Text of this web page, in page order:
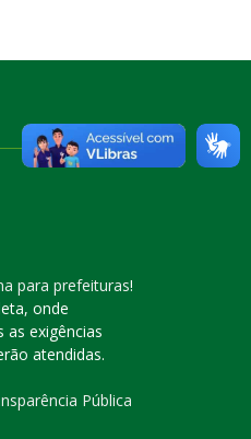
para prefeituras!
onde
exigências
atendidas.
Pública